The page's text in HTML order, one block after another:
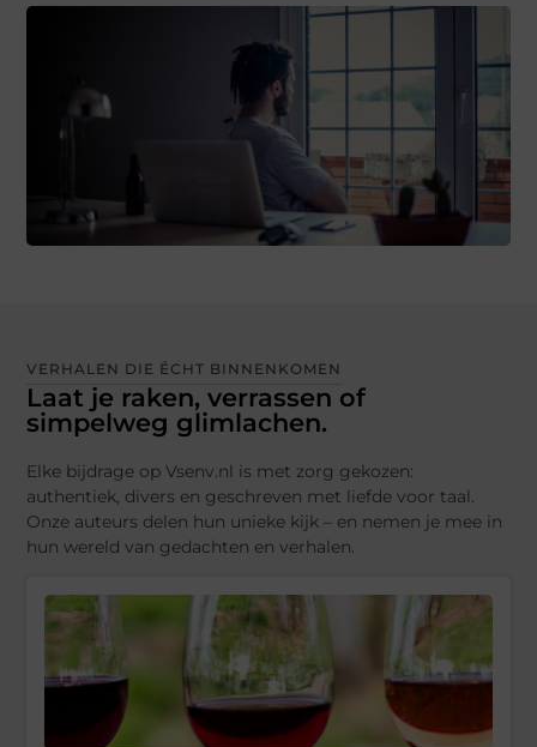
VERHALEN DIE ÉCHT BINNENKOMEN
Laat je raken, verrassen of
simpelweg glimlachen.
Elke bijdrage op Vsenv.nl is met zorg gekozen:
authentiek, divers en geschreven met liefde voor taal.
Onze auteurs delen hun unieke kijk – en nemen je mee in
hun wereld van gedachten en verhalen.